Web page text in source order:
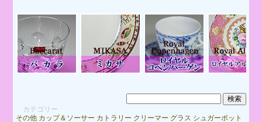
カテゴリー
その他 カップ＆ソーサー カトラリー クリーマー グラス シュガーポット